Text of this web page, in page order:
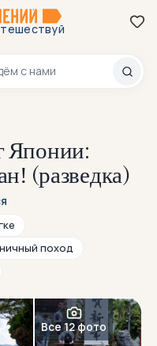
с нами
23
Японии:
(разведка)
поход
Все 12 фото